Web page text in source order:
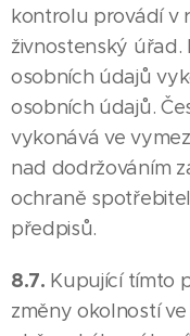
kontrolu provádí v
živnostenský
osobních údajů
osobních údajů.
vykonává ve
nad dodržováním
ochraně
předpisů.
8.7. Kupující tímto
změny okolností